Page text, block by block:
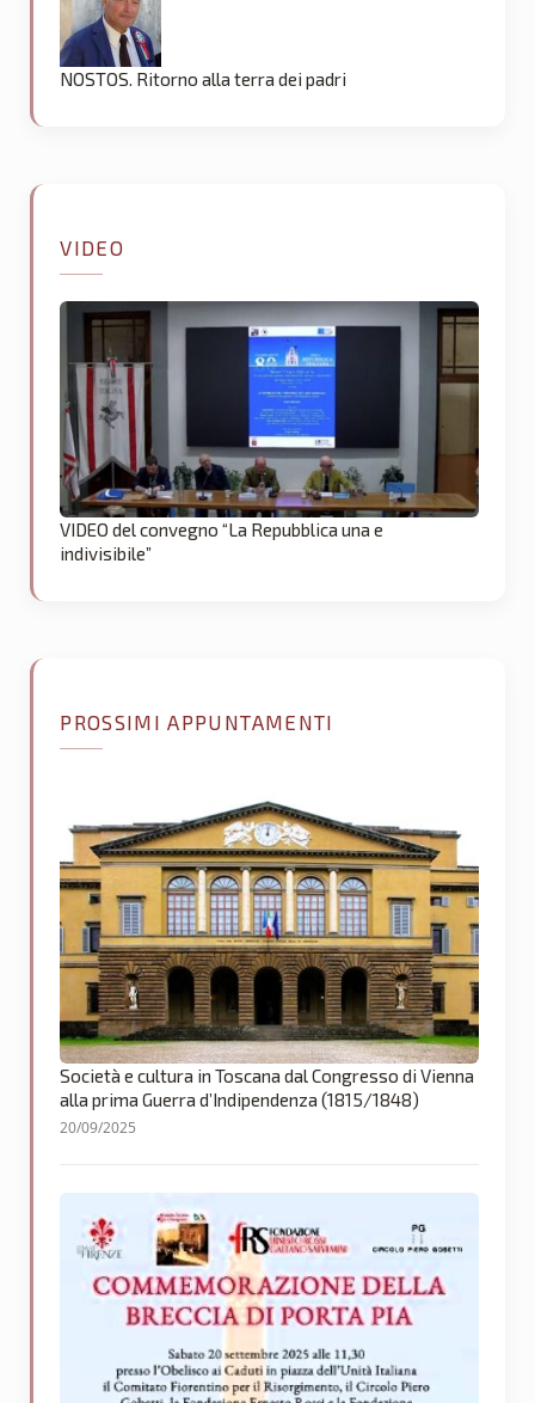
NOSTOS. Ritorno alla terra dei padri
VIDEO
VIDEO del convegno “La Repubblica una e
indivisibile”
PROSSIMI APPUNTAMENTI
Società e cultura in Toscana dal Congresso di Vienna
alla prima Guerra d’Indipendenza (1815/1848)
20/09/2025